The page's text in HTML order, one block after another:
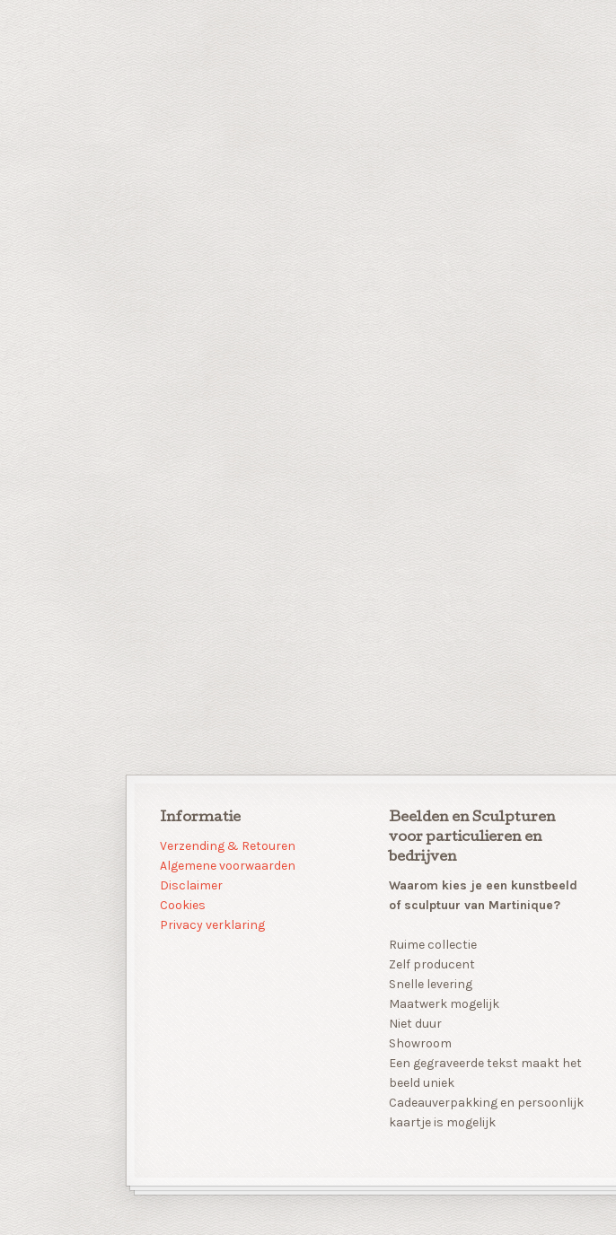
Informatie
Verzending & Retouren
Algemene voorwaarden
Disclaimer
Cookies
Privacy verklaring
Beelden en Sculpturen
voor particulieren en
bedrijven
Waarom kies je een kunstbeeld
of sculptuur van Martinique?
Ruime collectie
Zelf producent
Snelle levering
Maatwerk mogelijk
Niet duur
Showroom
Een gegraveerde tekst maakt het
beeld uniek
Cadeauverpakking en persoonlijk
kaartje is mogelijk